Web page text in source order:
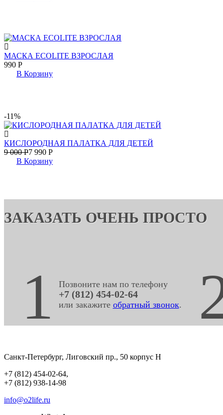
МАСКА ECOLITE ВЗРОСЛАЯ
990 Р
В Корзину
-11%
КИСЛОРОДНАЯ ПАЛАТКА ДЛЯ ДЕТЕЙ
9 000Р7 990 Р
В Корзину
ЗАКАЗАТЬ ОЧЕНЬ ПРОСТО
1 Позвоните нам по телефону
+7 (812) 454-02-64
или закажите обратный звонок.
Санкт-Петербург, Лиговский пр., 50 корпус Н
+7 (812) 454-02-64,
+7 (812) 938-14-98
info@o2life.ru